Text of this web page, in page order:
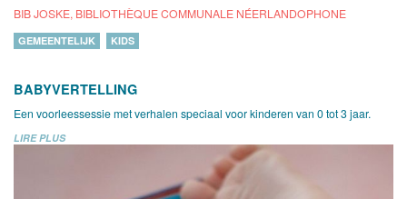
BIB JOSKE, BIBLIOTHÈQUE COMMUNALE NÉERLANDOPHONE
GEMEENTELIJK KIDS
BABYVERTELLING
Een voorleessessie met verhalen speciaal voor kinderen van 0 tot 3 jaar.
LIRE PLUS